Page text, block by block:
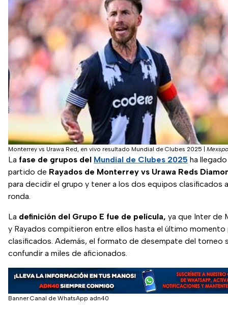
Monterrey vs Urawa Red, en vivo resultado Mundial de Clubes 2025
La fase de grupos del Mundial de Clubes 2025 ha
partido de Rayados de Monterrey vs Urawa Reds
para decidir el grupo y tener a los dos equipos clasificados
ronda.
La definición del Grupo E fue de película, ya que Inter de
y Rayados compitieron entre ellos hasta el último momento
clasificados. Además, el formato de desempate del torneo
confundir a miles de aficionados.
Banner Canal de WhatsApp adn40